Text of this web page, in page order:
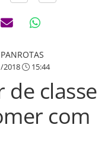
2018 15:44
de classe
com